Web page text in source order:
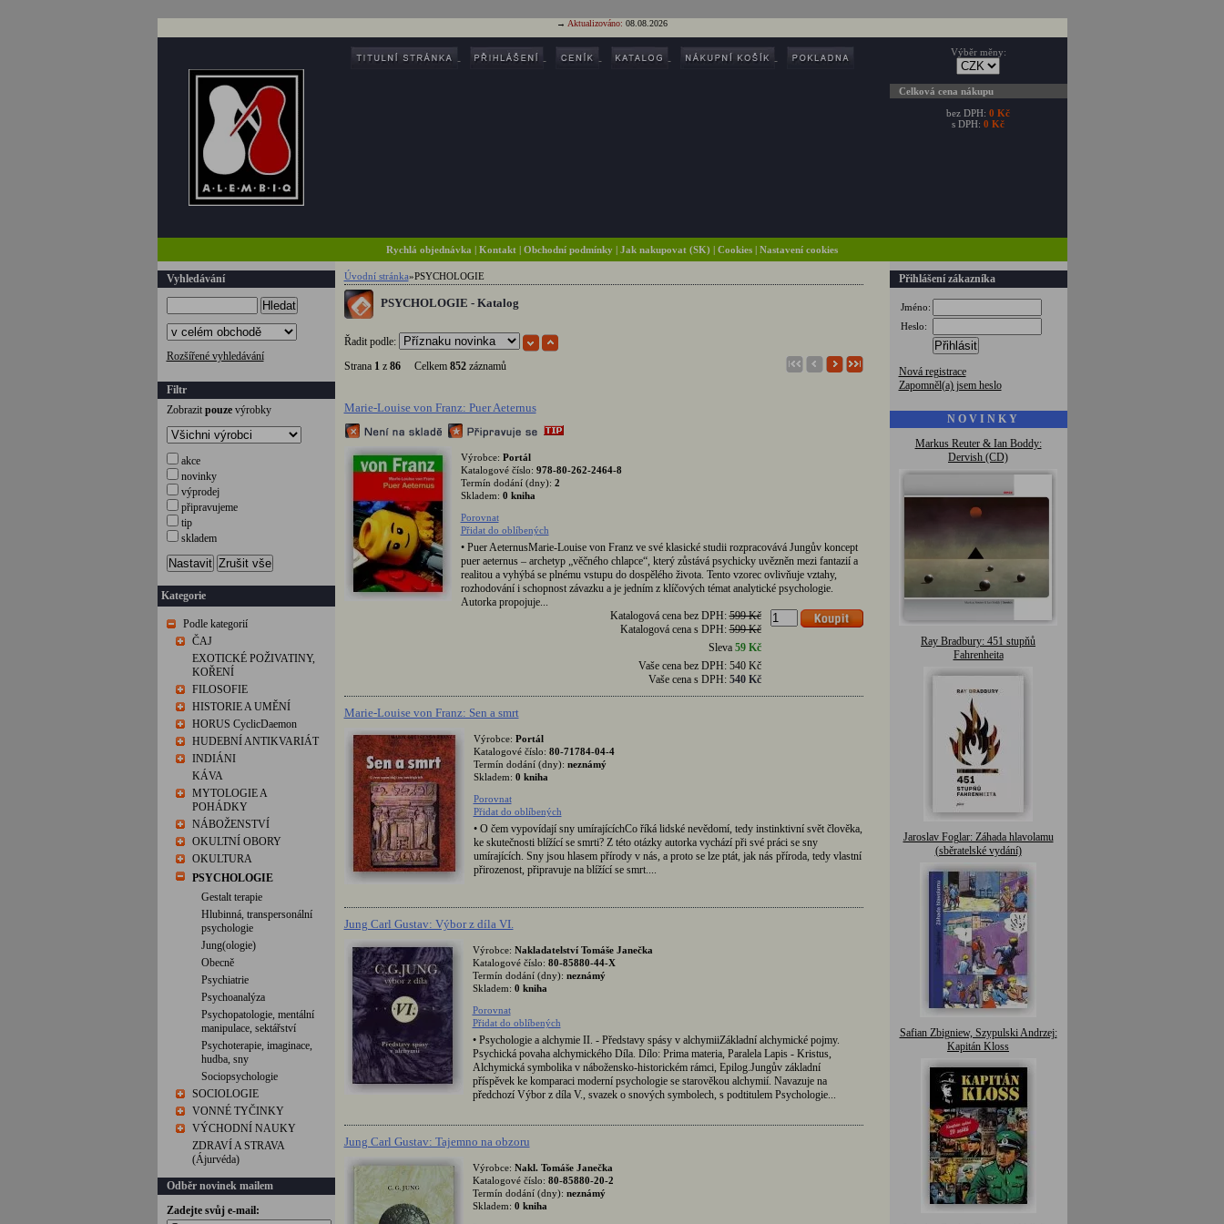
→ Aktualizováno: 08.08.2026
Výběr měny:
Celková cena nákupu
bez DPH: 0 Kč
s DPH: 0 Kč
Rychlá objednávka | Kontakt | Obchodní podmínky | Jak nakupovat (SK) | Cookies | Nastavení cookies
Vyhledávání
Hledat
Rozšířené vyhledávání
Filtr
Zobrazit pouzevýrobky
akce
novinky
výprodej
připravujeme
tip
skladem
Nastavit Zrušit vše
Kategorie
Podle kategorií
ČAJ
EXOTICKÉ POŽIVATINY,
KOŘENÍ
FILOSOFIE
HISTORIE A UMĚNÍ
HORUS CyclicDaemon
HUDEBNÍ ANTIKVARIÁT
INDIÁNI
KÁVA
MYTOLOGIE A
POHÁDKY
NÁBOŽENSTVÍ
OKULTNÍ OBORY
OKULTURA
PSYCHOLOGIE
Gestalt terapie
Hlubinná, transpersonální
psychologie
Jung(ologie)
Obecně
Psychiatrie
Psychoanalýza
Psychopatologie, mentální
manipulace, sektářství
Psychoterapie, imaginace,
hudba, sny
Sociopsychologie
SOCIOLOGIE
VONNÉ TYČINKY
VÝCHODNÍ NAUKY
ZDRAVÍ A STRAVA
(Ájurvéda)
Odběr novinek mailem
Zadejte svůj e-mail:
Úvodní stránka»PSYCHOLOGIE
PSYCHOLOGIE - Katalog
Řadit podle:
Strana 1 z 86Celkem 852záznamů
Marie-Louise von Franz: Puer Aeternus
Výrobce: Portál
Katalogové číslo: 978-80-262-2464-8
Termín dodání (dny): 2
Skladem: 0 kniha
Porovnat
Přidat do oblíbených
• Puer AeternusMarie-Louise von Franz ve své klasické studii rozpracovává Jungův koncept
puer aeternus – archetyp „věčného chlapce“, který zůstává psychicky uvězněn mezi fantazií a
realitou a vyhýbá se plnému vstupu do dospělého života. Tento vzorec ovlivňuje vztahy,
rozhodování i schopnost závazku a je jedním z klíčových témat analytické psychologie.
Autorka propojuje...
Katalogová cena bez DPH:599 Kč
Katalogová cena s DPH:599 Kč
Sleva 59 Kč
Vaše cena bez DPH: 540 Kč
Vaše cena s DPH: 540 Kč
Marie-Louise von Franz: Sen a smrt
Výrobce: Portál
Katalogové číslo: 80-71784-04-4
Termín dodání (dny): neznámý
Skladem: 0 kniha
Porovnat
Přidat do oblíbených
• O čem vypovídají sny umírajícíchCo říká lidské nevědomí, tedy instinktivní svět člověka,
ke skutečnosti blížící se smrti? Z této otázky autorka vychází při své práci se sny
umírajících. Sny jsou hlasem přírody v nás, a proto se lze ptát, jak nás příroda, tedy vlastní
přirozenost, připravuje na blížící se smrt....
Jung Carl Gustav: Výbor z díla VI.
Výrobce: Nakladatelství Tomáše Janečka
Katalogové číslo: 80-85880-44-X
Termín dodání (dny): neznámý
Skladem: 0 kniha
Porovnat
Přidat do oblíbených
• Psychologie a alchymie II. - Představy spásy v alchymiiZákladní alchymické pojmy.
Psychická povaha alchymického Díla. Dílo: Prima materia, Paralela Lapis - Kristus,
Alchymická symbolika v nábožensko-historickém rámci, Epilog.Jungův základní
příspěvek ke komparaci moderní psychologie se starověkou alchymií. Navazuje na
předchozí Výbor z díla V., svazek o snových symbolech, s podtitulem Psychologie...
Jung Carl Gustav: Tajemno na obzoru
Výrobce: Nakl. Tomáše Janečka
Katalogové číslo: 80-85880-20-2
Termín dodání (dny): neznámý
Skladem: 0 kniha
Přihlášení zákazníka
Jméno:
Heslo:
Přihlásit
Nová registrace
Zapomněl(a) jsem heslo
N O V I N K Y
Markus Reuter & Ian Boddy:
Dervish (CD)
Ray Bradbury: 451 stupňů
Fahrenheita
Jaroslav Foglar: Záhada hlavolamu
(sběratelské vydání)
Safian Zbigniew, Szypulski Andrzej:
Kapitán Kloss